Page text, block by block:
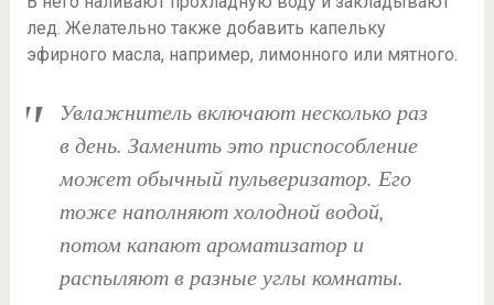
лед. Желательно также добавить капельку
эфирного масла, например, лимонного или мятного.
Увлажнитель включают несколько раз
в день. Заменить это приспособление
может обычный пульверизатор. Его
тоже наполняют холодной водой,
потом капают ароматизатор и
распыляют в разные углы комнаты.